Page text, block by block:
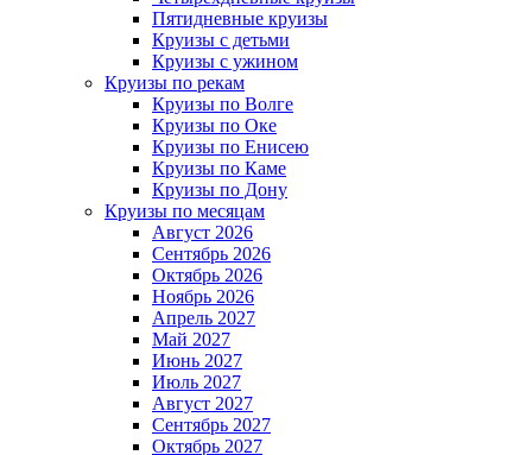
Пятидневные круизы
Круизы с детьми
Круизы с ужином
Круизы по рекам
Круизы по Волге
Круизы по Оке
Круизы по Енисею
Круизы по Каме
Круизы по Дону
Круизы по месяцам
Август 2026
Сентябрь 2026
Октябрь 2026
Ноябрь 2026
Апрель 2027
Май 2027
Июнь 2027
Июль 2027
Август 2027
Сентябрь 2027
Октябрь 2027